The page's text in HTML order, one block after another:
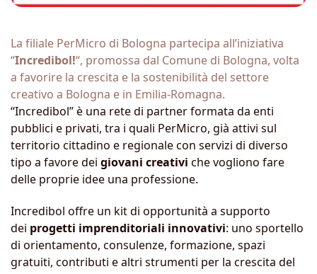
La filiale PerMicro di Bologna partecipa all’iniziativa
“Incredibol!“, promossa dal Comune di Bologna, volta
a favorire la crescita e la sostenibilità del settore
creativo a Bologna e in Emilia-Romagna.
“Incredibol” è una rete di partner formata da enti
pubblici e privati, tra i quali PerMicro, già attivi sul
territorio cittadino e regionale con servizi di diverso
tipo a favore dei giovani creativi che vogliono fare
delle proprie idee una professione.
Incredibol offre un kit di opportunità a supporto
dei progetti imprenditoriali innovativi: uno sportello
di orientamento, consulenze, formazione, spazi
gratuiti, contributi e altri strumenti per la crescita del